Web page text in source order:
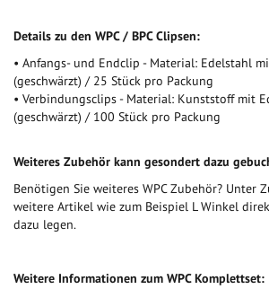
Details zu den WPC / BPC Clipsen:
• Anfangs- und Endclip - Material: Edelstahl
(geschwärzt) / 25 Stück pro Packung
• Verbindungsclips - Material: Kunststoff mit
(geschwärzt) / 100 Stück pro Packung
Weiteres Zubehör kann gesondert dazu
Benötigen Sie weiteres WPC Zubehör? Unter
weitere Artikel wie zum Beispiel L Winkel
dazu legen.
Weitere Informationen zum WPC Komplettset: